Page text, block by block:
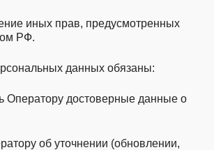
иных прав, предусмотренных
РФ.
данных обязаны:
Оператору достоверные данные о
об уточнении (обновлении,